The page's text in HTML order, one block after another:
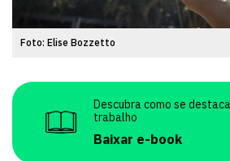
Foto: Elise Bozzetto
Descubra como se
trabalho
Baixar e-book